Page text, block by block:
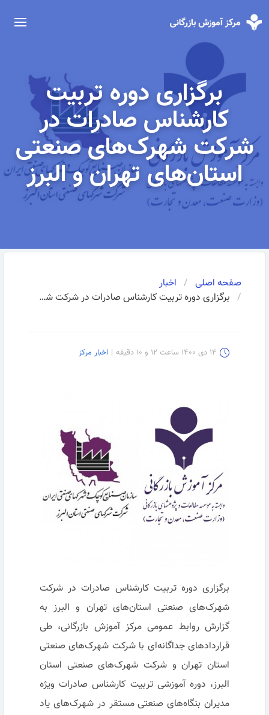
برگزاری دوره تربیت
کارشناس صادرات در
شرکت شهرک‌های صنعتی
استان‌های تهران و البرز
صفحه اصلی
اخبار
برگزاری دوره تربیت کارشناس صادرات در شرکت شهرک‌های صنعتی استان‌های تهران و البرز
۱۴ دی ۱۴۰۰ ساعت ۱۲ و ۱۰ دقیقه | اخبار مرکز
برگزاری دوره تربیت کارشناس صادرات در شرکت
شهرک‌های صنعتی استان‌های تهران و البرز به
گزارش روابط عمومی مرکز آموزش بازرگانی، طی
قراردادهای جداگانه‌ای با شرکت شهرک‌های صنعتی
استان تهران و شرکت شهرک‌های صنعتی استان
البرز، دوره آموزشی تربیت کارشناس صادرات ویژه
مدیران بنگاه‌های صنعتی مستقر در شهرک‌های یاد